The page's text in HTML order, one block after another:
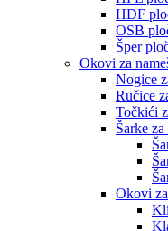
HDF
OSB
Šper
Okovi za
Nogice
Ručice
Točkići
Šarke za
Okovi